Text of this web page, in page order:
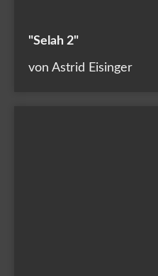
"Selah 2"
von Astrid Eisinger